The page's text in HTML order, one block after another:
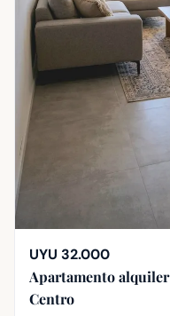
UYU 32.000
Apartamento
Centro